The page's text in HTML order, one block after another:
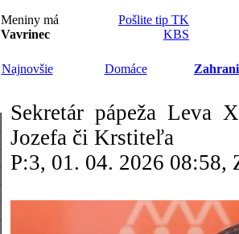
Meniny má
Vavrinec
Pošlite tip TK
KBS
Najnovšie Domáce
Sekretár pápeža Leva
Jozefa či Krstiteľa
P:3, 01. 04. 2026 08:58,